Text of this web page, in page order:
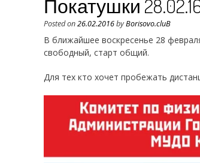
Покатушки
Posted on26.02.2016byBorisovo.cluB
В ближайшее воскресенье 28
свободный, старт общий.
Для тех кто хочет пробежать